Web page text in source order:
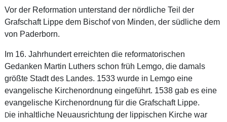
Vor der Reformation unterstand der nördliche Teil der
Grafschaft Lippe dem Bischof von Minden, der südliche dem
von Paderborn.
Im 16. Jahrhundert erreichten die reformatorischen
Gedanken Martin Luthers schon früh Lemgo, die damals
größte Stadt des Landes. 1533 wurde in Lemgo eine
evangelische Kirchenordnung eingeführt. 1538 gab es eine
evangelische Kirchenordnung für die Grafschaft Lippe.
Die inhaltliche Neuausrichtung der lippischen Kirche war